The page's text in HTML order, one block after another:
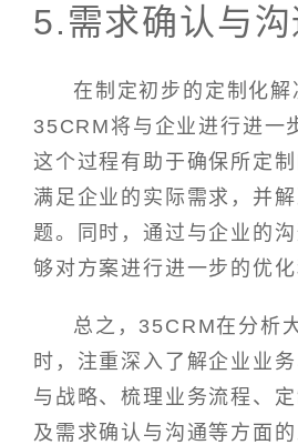
5.需求确认与沟
在制定初步的定制化解
35CRM将与企业进行进一
这个过程有助于确保所定
满足企业的实际需求，并
题。同时，通过与企业的
够对方案进行进一步的优化
总之，35CRM在分析
时，注重深入了解企业业
与战略、梳理业务流程、
及需求确认与沟通等方面